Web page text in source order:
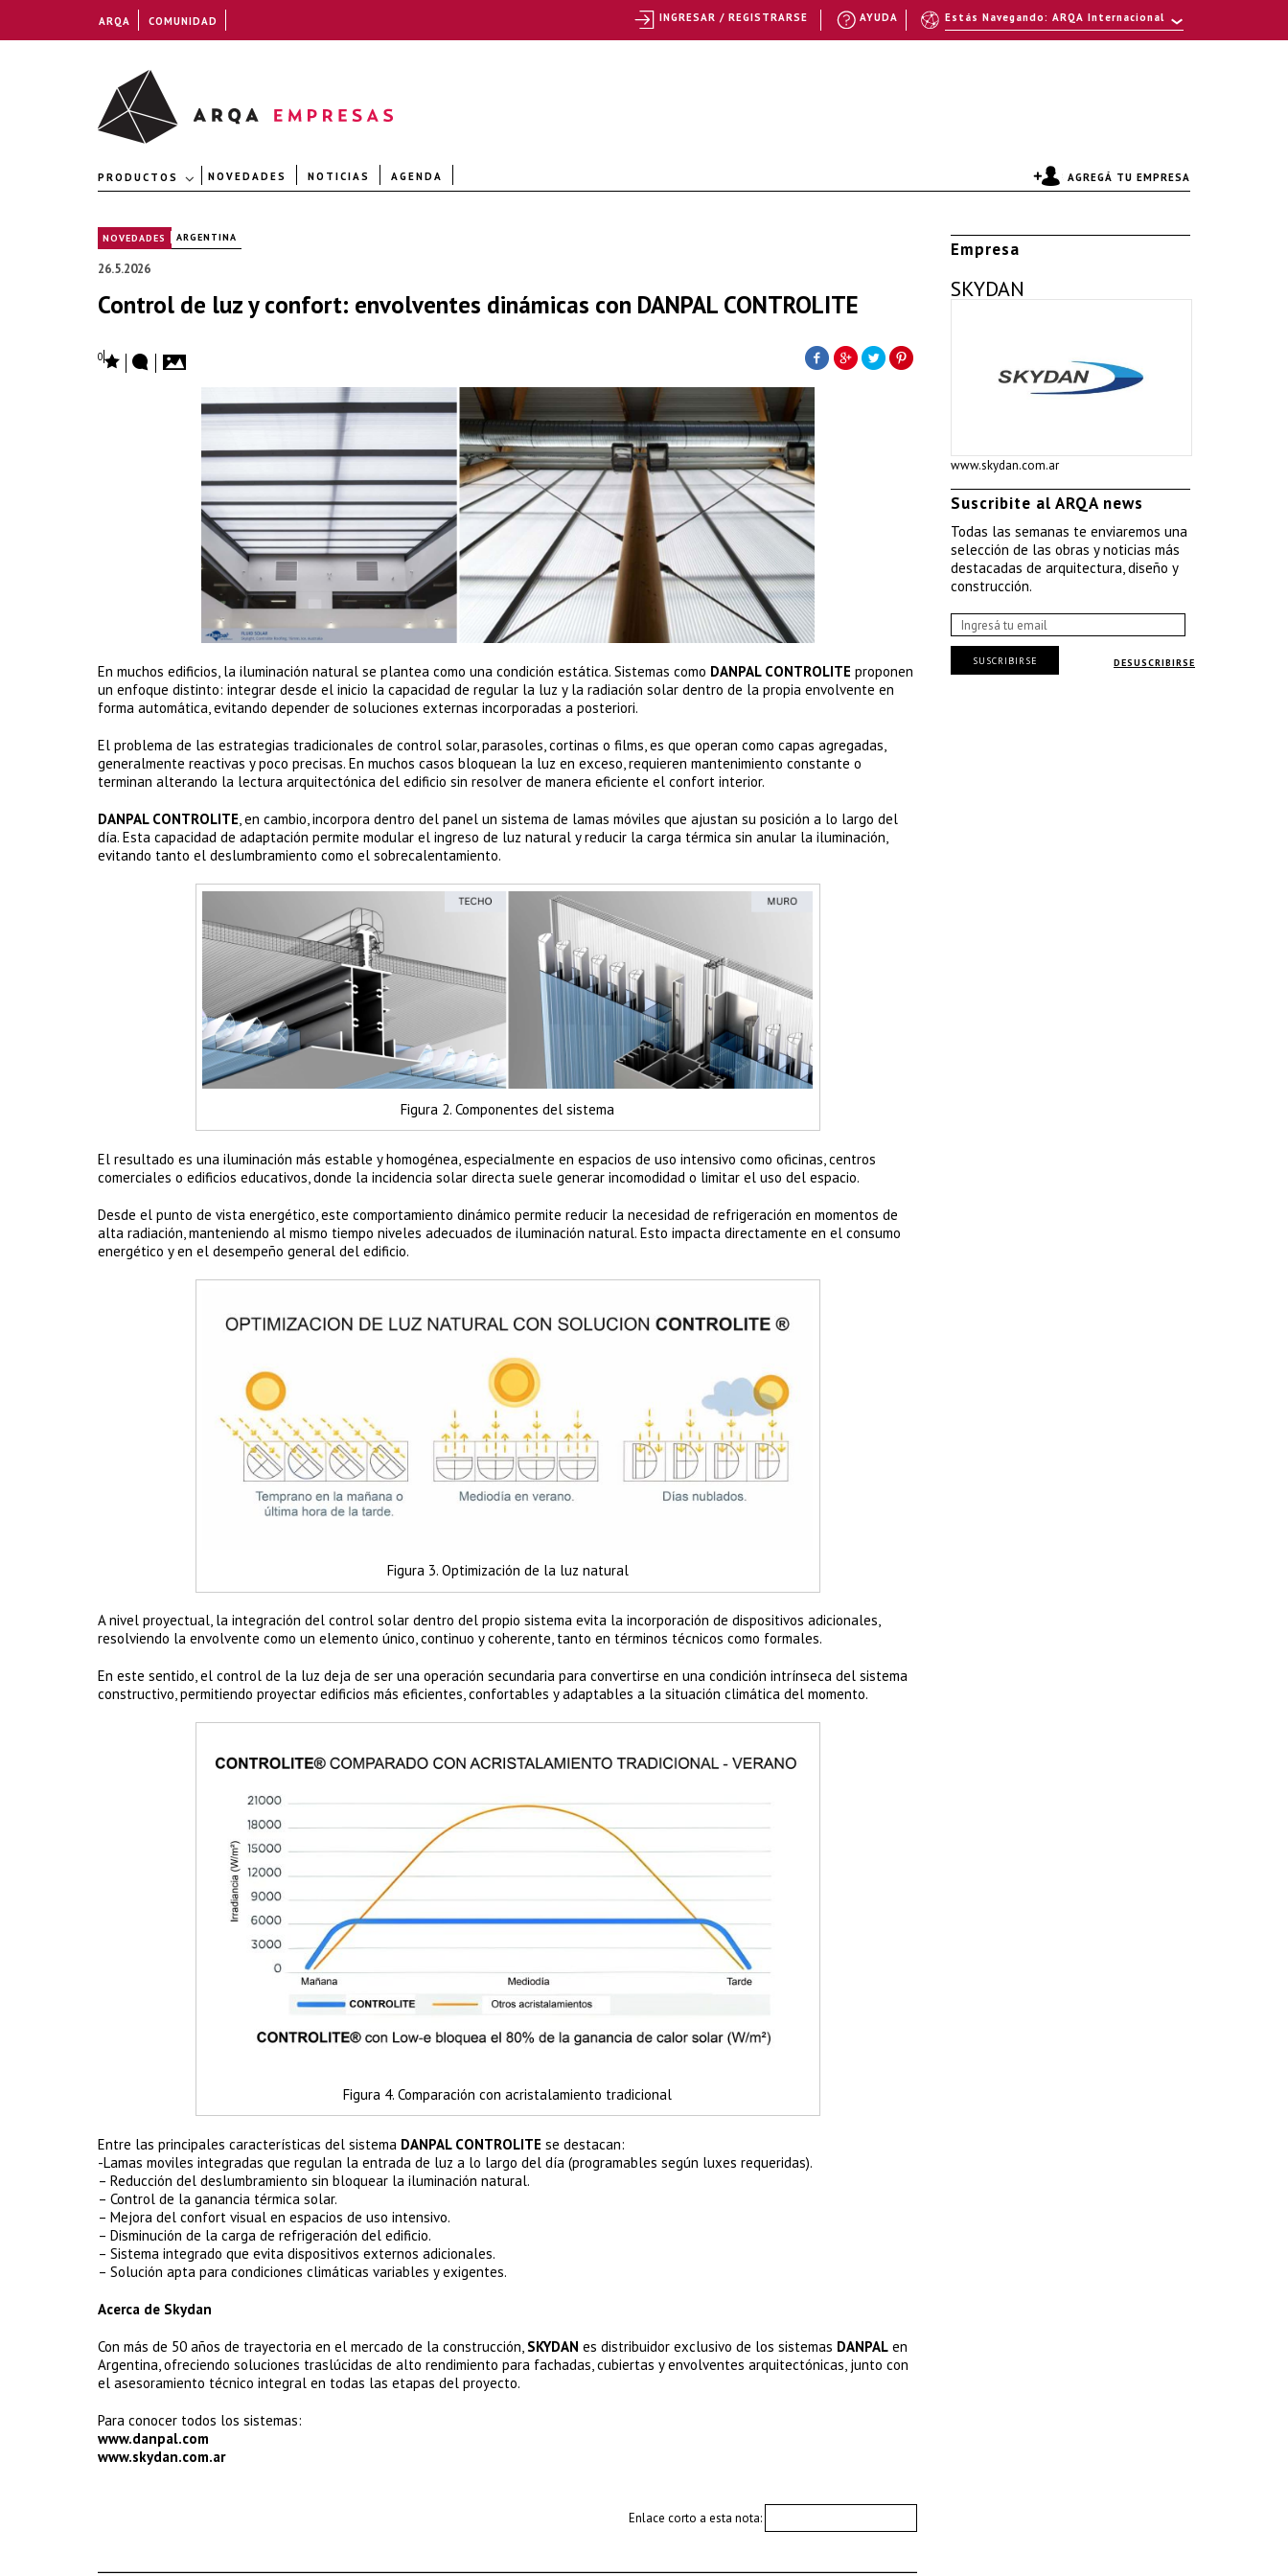
PRODUCTOS NOVEDADES NOTICIAS AGENDA AGREGÁ TU EMPRESA
NOVEDADES | ARGENTINA
26.5.2026
Control de luz y confort: envolventes dinámicas con DANPAL CONTROLITE
0
En muchos edificios, la iluminación natural se plantea como una condición estática. Sistemas como DANPAL CONTROLITE proponen
un enfoque distinto: integrar desde el inicio la capacidad de regular la luz y la radiación solar dentro de la propia envolvente en
forma automática, evitando depender de soluciones externas incorporadas a posteriori.
El problema de las estrategias tradicionales de control solar, parasoles, cortinas o films, es que operan como capas agregadas,
generalmente reactivas y poco precisas. En muchos casos bloquean la luz en exceso, requieren mantenimiento constante o
terminan alterando la lectura arquitectónica del edificio sin resolver de manera eficiente el confort interior.
DANPAL CONTROLITE , en cambio, incorpora dentro del panel un sistema de lamas móviles que ajustan su posición a lo largo del
día. Esta capacidad de adaptación permite modular el ingreso de luz natural y reducir la carga térmica sin anular la iluminación,
evitando tanto el deslumbramiento como el sobrecalentamiento.
Figura 2. Componentes del sistema
El resultado es una iluminación más estable y homogénea, especialmente en espacios de uso intensivo como oficinas, centros
comerciales o edificios educativos, donde la incidencia solar directa suele generar incomodidad o limitar el uso del espacio.
Desde el punto de vista energético, este comportamiento dinámico permite reducir la necesidad de refrigeración en momentos de
alta radiación, manteniendo al mismo tiempo niveles adecuados de iluminación natural. Esto impacta directamente en el consumo
energético y en el desempeño general del edificio.
Figura 3. Optimización de la luz natural
A nivel proyectual, la integración del control solar dentro del propio sistema evita la incorporación de dispositivos adicionales,
resolviendo la envolvente como un elemento único, continuo y coherente, tanto en términos técnicos como formales.
En este sentido, el control de la luz deja de ser una operación secundaria para convertirse en una condición intrínseca del sistema
constructivo, permitiendo proyectar edificios más eficientes, confortables y adaptables a la situación climática del momento.
Figura 4. Comparación con acristalamiento tradicional
Entre las principales características del sistema DANPAL CONTROLITE se destacan:
-Lamas moviles integradas que regulan la entrada de luz a lo largo del día (programables según luxes requeridas).
– Reducción del deslumbramiento sin bloquear la iluminación natural.
– Control de la ganancia térmica solar.
– Mejora del confort visual en espacios de uso intensivo.
– Disminución de la carga de refrigeración del edificio.
– Sistema integrado que evita dispositivos externos adicionales.
– Solución apta para condiciones climáticas variables y exigentes.
Acerca de Skydan
Con más de 50 años de trayectoria en el mercado de la construcción, SKYDAN es distribuidor exclusivo de los sistemas DANPAL en
Argentina, ofreciendo soluciones traslúcidas de alto rendimiento para fachadas, cubiertas y envolventes arquitectónicas, junto con
el asesoramiento técnico integral en todas las etapas del proyecto.
Para conocer todos los sistemas:
www.danpal.com
www.skydan.com.ar
Enlace corto a esta nota:
Empresa
SKYDAN
www.skydan.com.ar
Suscribite al ARQA news
Todas las semanas te enviaremos una
selección de las obras y noticias más
destacadas de arquitectura, diseño y
construcción.
DESUSCRIBIRSE
SUSCRIBIRSE
ARQA COMUNIDAD Estás Navegando: ARQA Internacional
AYUDA
INGRESAR / REGISTRARSE